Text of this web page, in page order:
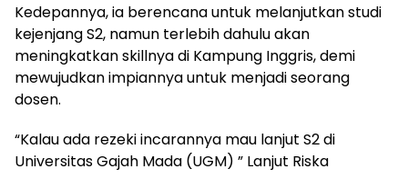
Kedepannya, ia berencana untuk melanjutkan studi
kejenjang S2, namun terlebih dahulu akan
meningkatkan skillnya di Kampung Inggris, demi
mewujudkan impiannya untuk menjadi seorang
dosen.
“Kalau ada rezeki incarannya mau lanjut S2 di
Universitas Gajah Mada (UGM) ” Lanjut Riska